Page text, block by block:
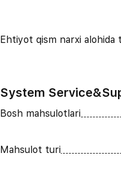
Ehtiyot qism narxi alohida
System
Bosh mahsulotlari
Mahsulot turi